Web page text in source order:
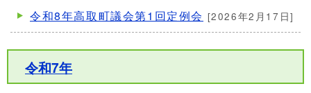
令和8年高取町議会第1回定例会 [2026年2月17日]
令和7年